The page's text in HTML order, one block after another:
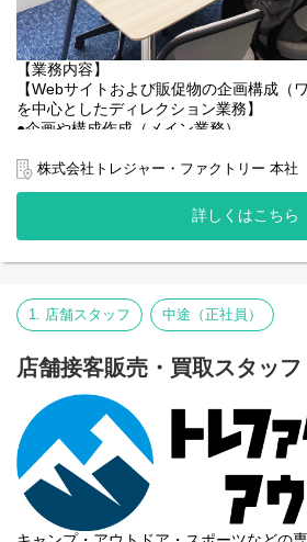
【組織構成】
グループ長（1名）
訪問見積担当者（3名）
電話・LINE見積担当者（1名）
【仕事の魅力・やりがい】
・お客様の不安を解消し、「助かった！
な対応がそのままお客様の安心につながり
会話の運び方や案内の仕方など、日常で
・未経験からでも業務の流れを覚えやす
仕事です。
身につきます。
・社内外とのやりとりがあるため、チー
・お客様対応から事務作業まで幅広く経
もつながりやすい環境です。
・無理な営業がないため、お客様に寄り
内」ができる安心感があります。
【業務内容】
【Webサイトおよび販促物の企画構成（
を中心としたディレクション業務】
●企画や構成作成（メイン業務）
ティブの骨子作り。
●サイト内改善（今後強化したい領域）
ヒートマップ等でユーザー行動を分析し
制作指示、品質管理、および新店オープ
※新店立ち上げにも関わっていただきます
●各部門ともに責任感があるメンバーばか
企画が実現しやすい環境です。やりがい
だけます。
●チームリーダーがおりディレクションに
がら進められます。チーム一丸となって
で、ディレクターのみに仕事を押し付け
ん。
●リユースは社会貢献性の高いビジネスの
ースの浸透に貢献できます。
株式会社トレジャー・ファクトリー 本社
詳しくはこちら
1. 店舗スタッフ 中途（正社員）
店舗接客販売・買取スタッ